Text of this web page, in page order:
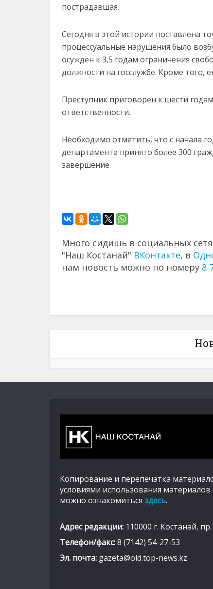
пострадавшая.
Сегодня в этой истории поставлена
процессуальные нарушения было
осужден к 3,5 годам ограничения
должности на госслужбе. Кроме того,
Преступник приговорен к шести
ответственности.
Необходимо отметить, что с начала
департамента принято более 300
завершение.
Много сидишь в социальных
"Наш Костанай" ВКонтакте, в
нам новость можно по номеру 8-
Копирование и перепечатка
условиями использования
можно ознакомиться здесь.
Адрес редакции: 110000 г. Костанай,
Телефон/факс:8 (7142) 54-27-53
Эл. почта: gazeta@old.top-news.kz